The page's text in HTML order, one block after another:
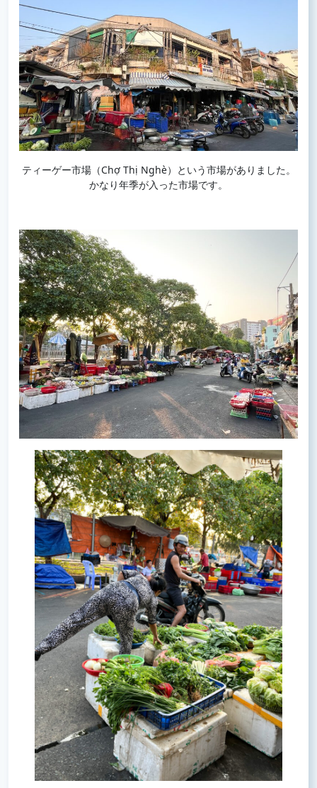
ティーゲー市場（Chợ Thị Nghè）という市場がありました。
かなり年季が入った市場です。